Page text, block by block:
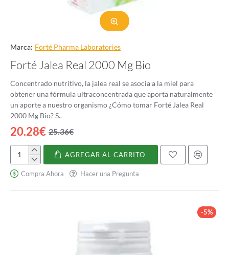
Marca: Forté Pharma Laboratories
Forté Jalea Real 2000 Mg Bio
Concentrado nutritivo, la jalea real se asocia a la miel para
obtener una fórmula ultraconcentrada que aporta naturalmente
un aporte a nuestro organismo ¿Cómo tomar Forté Jalea Real
2000 Mg Bio? S..
20.28€ 25.36€
Forté
Jalea
Real
2000
AGREGAR AL CARRITO
Compra Ahora Hacer una Pregunta
-5%